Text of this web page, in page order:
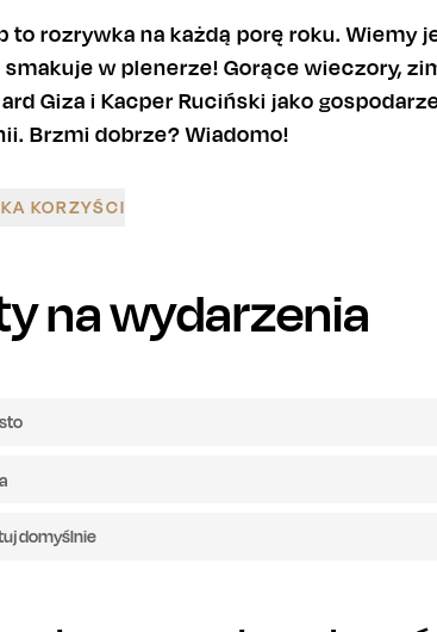
to rozrywka na każdą porę roku. Wiemy
w plenerze! Gorące wieczory,
Giza i Kacper Ruciński jako
Brzmi dobrze? Wiadomo!
KORZYŚCI
na wydarzenia
domyślnie